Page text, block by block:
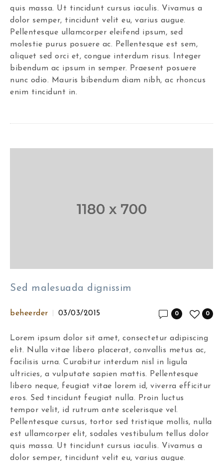
quis massa. Ut tincidunt cursus iaculis. Vivamus a
dolor semper, tincidunt velit eu, varius augue.
Pellentesque ullamcorper eleifend ipsum, sed
molestie purus posuere ac. Pellentesque est sem,
aliquet sed orci et, congue interdum risus. Integer
bibendum ac ipsum in semper. Praesent posuere
nunc odio. Mauris bibendum diam nibh, ac rhoncus
enim tincidunt in.
Sed malesuada dignissim
beheerder 03/03/2015 0
0
Lorem ipsum dolor sit amet, consectetur adipiscing
elit. Nulla vitae libero placerat, convallis metus ac,
facilisis urna. Curabitur interdum nisl in ligula
ultricies, a vulputate sapien mattis. Pellentesque
libero neque, feugiat vitae lorem id, viverra efficitur
eros. Sed tincidunt feugiat nulla. Proin luctus
tempor velit, id rutrum ante scelerisque vel.
Pellentesque cursus, tortor sed tristique mollis, nulla
est ullamcorper elit, sodales vestibulum tellus dolor
quis massa. Ut tincidunt cursus iaculis. Vivamus a
dolor semper, tincidunt velit eu, varius augue.